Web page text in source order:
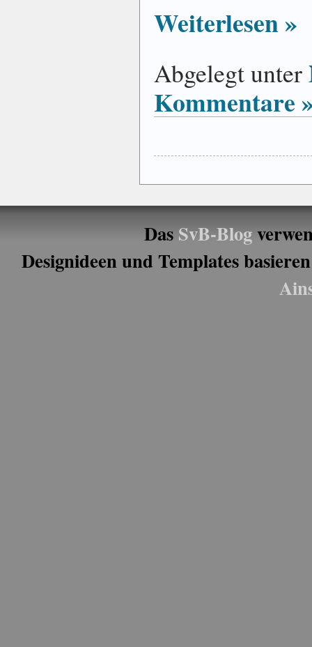
Weiterlesen »
Abgelegt unter
Kommentare
DasSvB-Blog
Designideen und Templates